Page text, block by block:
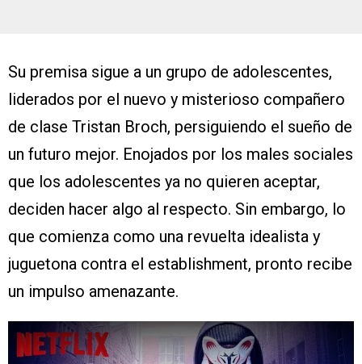
Su premisa sigue a un grupo de adolescentes,
liderados por el nuevo y misterioso compañero
de clase Tristan Broch, persiguiendo el sueño de
un futuro mejor. Enojados por los males sociales
que los adolescentes ya no quieren aceptar,
deciden hacer algo al respecto. Sin embargo, lo
que comienza como una revuelta idealista y
juguetona contra el establishment, pronto recibe
un impulso amenazante.